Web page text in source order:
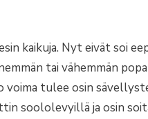
kaikuja. Nyt eivät soi
tai vähemmän
voima tulee osin
soololevyillä ja osin